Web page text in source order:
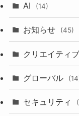
AI (14)
お知らせ (45)
クリエイティブ
グローバル
セキュリティ